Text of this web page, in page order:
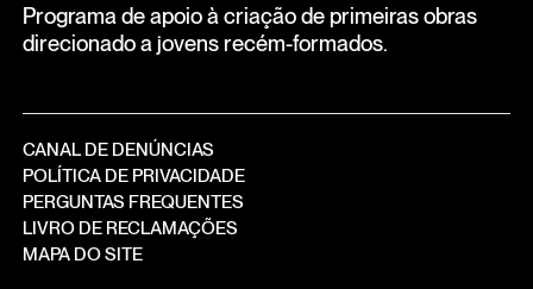
Programa de apoio à criação de primeiras obras
direcionado a jovens recém-formados.
CANAL DE DENÚNCIAS
POLÍTICA DE PRIVACIDADE
PERGUNTAS FREQUENTES
LIVRO DE RECLAMAÇÕES
MAPA DO SITE